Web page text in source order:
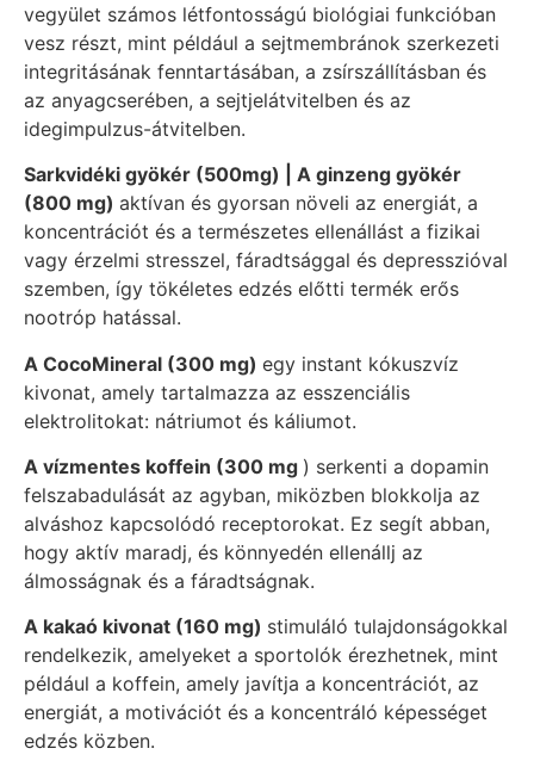
vegyület számos létfontosságú biológiai funkcióban
vesz részt, mint például a sejtmembránok szerkezeti
integritásának fenntartásában, a zsírszállításban és
az anyagcserében, a sejtjelátvitelben és az
idegimpulzus-átvitelben.
Sarkvidéki gyökér (500mg) | A ginzeng gyökér
(800 mg) aktívan és gyorsan növeli az energiát, a
koncentrációt és a természetes ellenállást a fizikai
vagy érzelmi stresszel, fáradtsággal és depresszióval
szemben, így tökéletes edzés előtti termék erős
nootróp hatással.
A CocoMineral (300 mg) egy instant kókuszvíz
kivonat, amely tartalmazza az esszenciális
elektrolitokat: nátriumot és káliumot.
A vízmentes koffein (300 mg ) serkenti a dopamin
felszabadulását az agyban, miközben blokkolja az
alváshoz kapcsolódó receptorokat. Ez segít abban,
hogy aktív maradj, és könnyedén ellenállj az
álmosságnak és a fáradtságnak.
A kakaó kivonat (160 mg) stimuláló tulajdonságokkal
rendelkezik, amelyeket a sportolók érezhetnek, mint
például a koffein, amely javítja a koncentrációt, az
energiát, a motivációt és a koncentráló képességet
edzés közben.